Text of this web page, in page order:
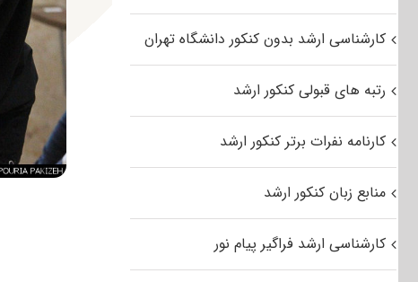
کارشناسی ارشد بدون کنکور دانشگاه تهران
رتبه های قبولی کنکور ارشد
کارنامه نفرات برتر کنکور ارشد
منابع زبان کنکور ارشد
کارشناسی ارشد فراگیر پیام نور